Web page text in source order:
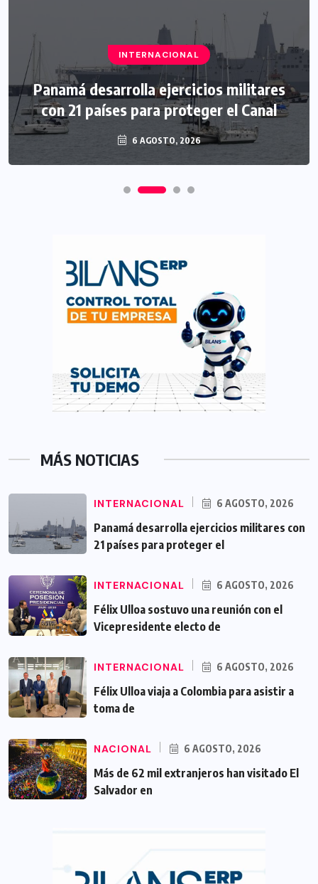
INTERNACIONAL
Panamá desarrolla ejercicios militares
con 21 países para proteger el Canal
6 AGOSTO, 2026
MÁS NOTICIAS
INTERNACIONAL 6 AGOSTO, 2026
Panamá desarrolla ejercicios militares con
21 países para proteger el
INTERNACIONAL 6 AGOSTO, 2026
Félix Ulloa sostuvo una reunión con el
Vicepresidente electo de
INTERNACIONAL 6 AGOSTO, 2026
Félix Ulloa viaja a Colombia para asistir a
toma de
NACIONAL 6 AGOSTO, 2026
Más de 62 mil extranjeros han visitado El
Salvador en